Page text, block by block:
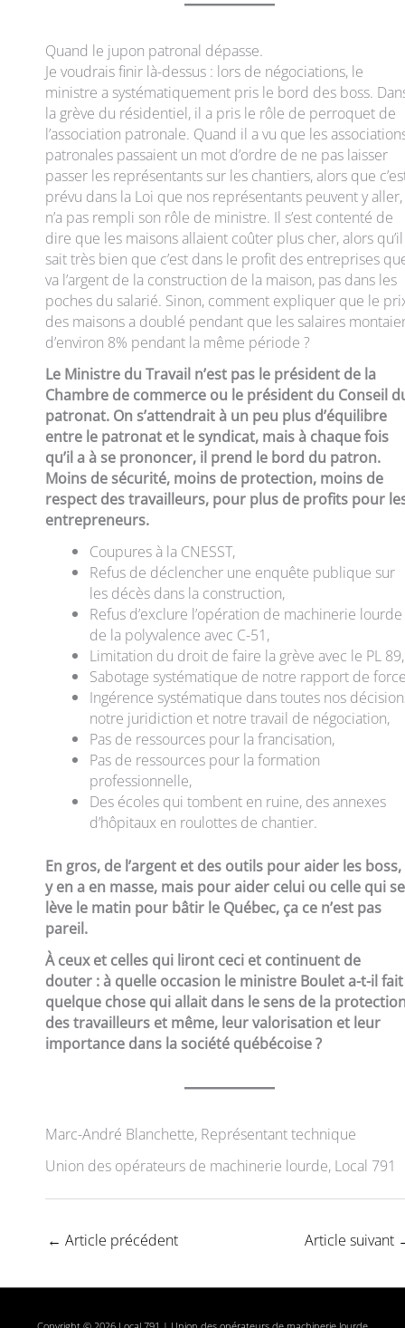
Quand le jupon patronal dépasse.
Je voudrais finir là-dessus : lors de négociations, le
ministre a systématiquement pris le bord des boss.
la grève du résidentiel, il a pris le rôle de perroquet de
l’association patronale. Quand il a vu que les
patronales passaient un mot d’ordre de ne pas laisser
passer les représentants sur les chantiers, alors que
prévu dans la Loi que nos représentants peuvent y
n’a pas rempli son rôle de ministre. Il s’est contenté de
dire que les maisons allaient coûter plus cher, alors qu’il
sait très bien que c’est dans le profit des entreprises
va l’argent de la construction de la maison, pas dans les
poches du salarié. Sinon, comment expliquer que le
des maisons a doublé pendant que les salaires
d’environ 8% pendant la même période ?
Le Ministre du Travail n’est pas le président de la
Chambre de commerce ou le président du Conseil
patronat. On s’attendrait à un peu plus d’équilibre
entre le patronat et le syndicat, mais à chaque fois
qu’il a à se prononcer, il prend le bord du patron.
Moins de sécurité, moins de protection, moins de
respect des travailleurs, pour plus de profits pour
entrepreneurs.
Coupures à la CNESST,
Refus de déclencher une enquête publique sur
les décès dans la construction,
Refus d’exclure l’opération de machinerie lourde
de la polyvalence avec C-51,
Limitation du droit de faire la grève avec le PL 89,
Sabotage systématique de notre rapport de
Ingérence systématique dans toutes nos
notre juridiction et notre travail de négociation,
Pas de ressources pour la francisation,
Pas de ressources pour la formation
professionnelle,
Des écoles qui tombent en ruine, des annexes
d’hôpitaux en roulottes de chantier.
En gros, de l’argent et des outils pour aider les boss,
y en a en masse, mais pour aider celui ou celle qui se
lève le matin pour bâtir le Québec, ça ce n’est pas
pareil.
À ceux et celles qui liront ceci et continuent de
douter : à quelle occasion le ministre Boulet a-t-il fait
quelque chose qui allait dans le sens de la
des travailleurs et même, leur valorisation et leur
importance dans la société québécoise ?
Marc-André Blanchette, Représentant technique
Union des opérateurs de machinerie lourde, Local 791
← Article précédent Article suivant